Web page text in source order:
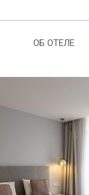
ОБ ОТЕЛЕ